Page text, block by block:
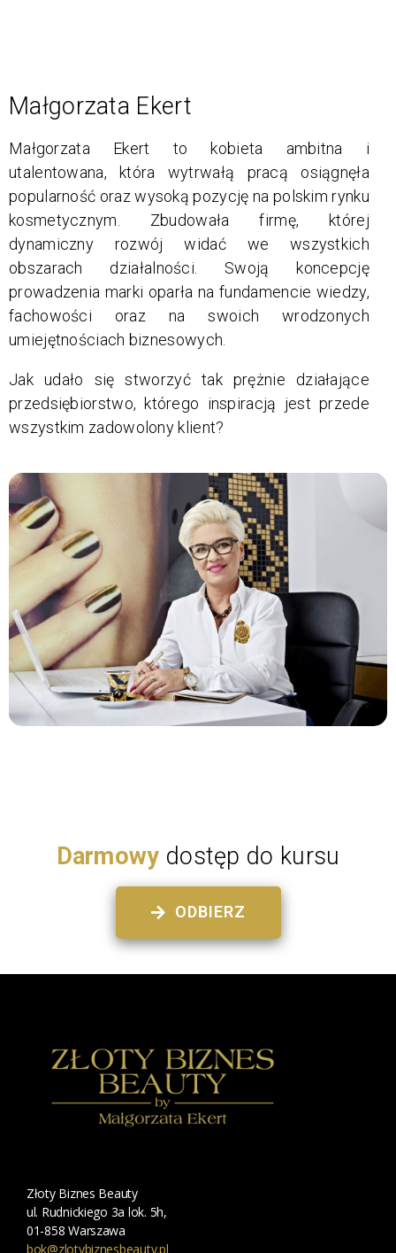
Małgorzata Ekert
Małgorzata Ekert to kobieta ambitna i
utalentowana, która wytrwałą pracą osiągnęła
popularność oraz wysoką pozycję na polskim rynku
kosmetycznym. Zbudowała firmę, której
dynamiczny rozwój widać we wszystkich
obszarach działalności. Swoją koncepcję
prowadzenia marki oparła na fundamencie wiedzy,
fachowości oraz na swoich wrodzonych
umiejętnościach biznesowych.
Jak udało się stworzyć tak prężnie działające
przedsiębiorstwo, którego inspiracją jest przede
wszystkim zadowolony klient?
Darmowy dostęp do kursu
ODBIERZ
Złoty Biznes Beauty
ul. Rudnickiego 3a lok. 5h,
01-858 Warszawa
bok@zlotybiznesbeauty.pl